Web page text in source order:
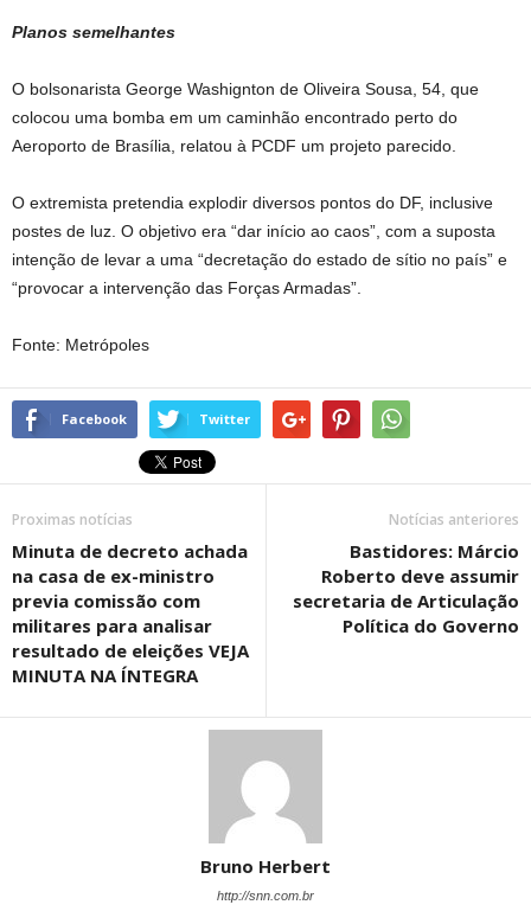
Planos semelhantes
O bolsonarista George Washignton de Oliveira Sousa, 54, que
colocou uma bomba em um caminhão encontrado perto do
Aeroporto de Brasília, relatou à PCDF um projeto parecido.
O extremista pretendia explodir diversos pontos do DF, inclusive
postes de luz. O objetivo era “dar início ao caos”, com a suposta
intenção de levar a uma “decretação do estado de sítio no país” e
“provocar a intervenção das Forças Armadas”.
Fonte: Metrópoles
Facebook Twitter
Proximas notícias
Minuta de decreto achada
na casa de ex-ministro
previa comissão com
militares para analisar
resultado de eleições VEJA
MINUTA NA ÍNTEGRA
Notícias anteriores
Bastidores: Márcio
Roberto deve assumir
secretaria de Articulação
Política do Governo
Bruno Herbert
http://snn.com.br